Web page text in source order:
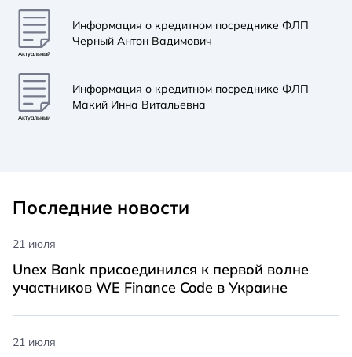
Актуальный
Информация о кредитном посреднике ФЛП
Черный Антон Вадимович
Актуальный
Информация о кредитном посреднике ФЛП
Макий Инна Витальевна
Последние новости
21 июля
Unex Bank присоединился к первой волне
участников WE Finance Code в Украине
21 июля